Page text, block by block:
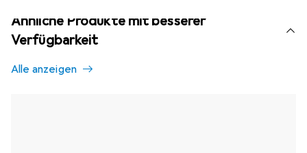
Ähnliche Produkte mit besserer
Verfügbarkeit
Alle anzeigen